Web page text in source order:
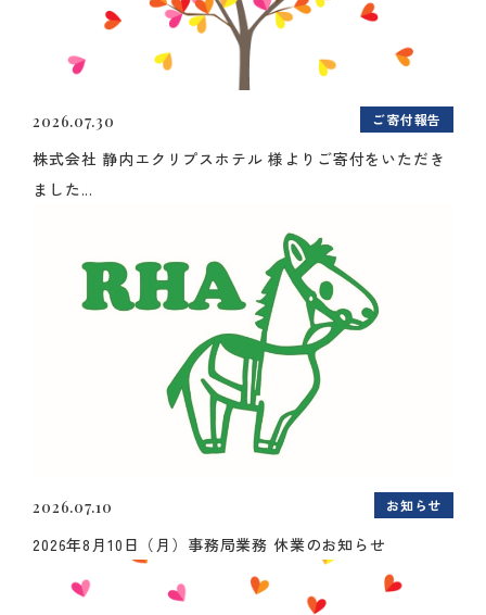
2026.07.30 ご寄付報告
株式会社 静内エクリプスホテル 様よりご寄付をいただき
ました...
2026.07.10 お知らせ
2026年8月10日（月）事務局業務 休業のお知らせ